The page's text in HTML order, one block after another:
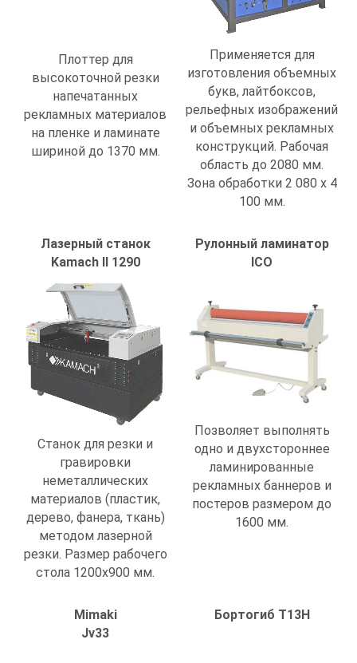
высокоточной резки
напечатанных
рекламных материалов
на пленке и ламинате
шириной до 1370 мм.
Применяется для
изготовления объемных
букв, лайтбоксов,
рельефных изображений
и объемных рекламных
конструкций. Рабочая
область до 2080 мм.
Зона обработки 2 080 х 4
100 мм.
Лазерный станок
Kamach II 1290
Станок для резки и
гравировки
неметаллических
материалов (пластик,
дерево, фанера, ткань)
методом лазерной
резки. Размер рабочего
стола 1200х900 мм.
Рулонный ламинатор
ICO
Позволяет выполнять
одно и двухстороннее
ламинированные
рекламных баннеров и
постеров размером до
1600 мм.
Mimaki
Jv33
Бортогиб T13H